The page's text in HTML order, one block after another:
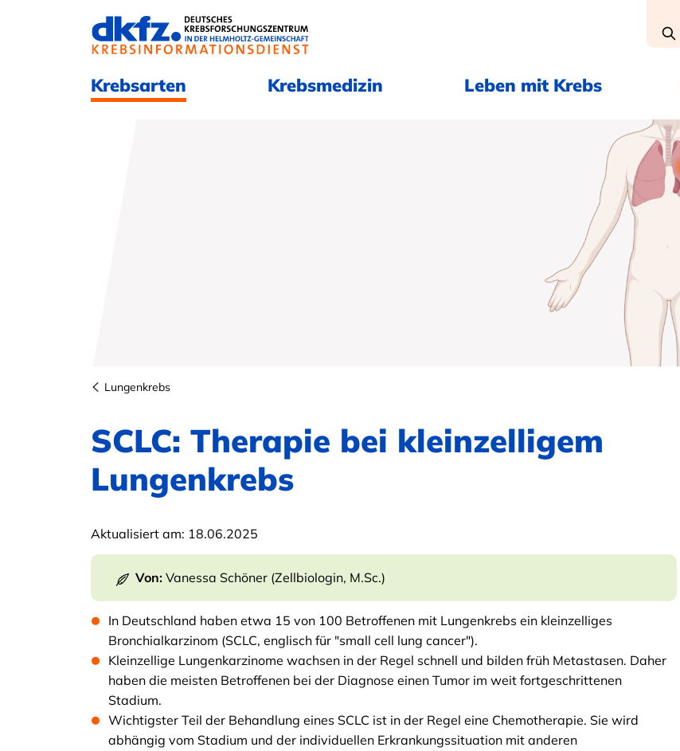
Krebsarten Krebsmedizin Leben mit Krebs
Lungenkrebs
SCLC: Therapie bei kleinzelligem
Lungenkrebs
Aktualisiert am: 18.06.2025
Von: Vanessa Schöner (Zellbiologin, M.Sc.)
In Deutschland haben etwa 15 von 100 Betroffenen mit Lungenkrebs ein kleinzelliges
Bronchialkarzinom (SCLC, englisch für "small cell lung cancer").
Kleinzellige Lungenkarzinome wachsen in der Regel schnell und bilden früh Metastasen. Daher
haben die meisten Betroffenen bei der Diagnose einen Tumor im weit fortgeschrittenen
Stadium.
Wichtigster Teil der Behandlung eines SCLC ist in der Regel eine Chemotherapie. Sie wird
abhängig vom Stadium und der individuellen Erkrankungssituation mit anderen